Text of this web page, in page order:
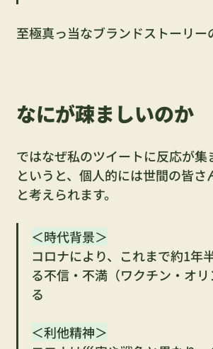
至極真っ当なブランドストーリー
なにが疎ましいのか
ではなぜ私のツイートに反応が
というと、個人的には世間の皆
と考えられます。
＜時代背景＞
コロナにより、これまで約1年
る不信・不満（ワクチン・オ
る
＜利他精神＞